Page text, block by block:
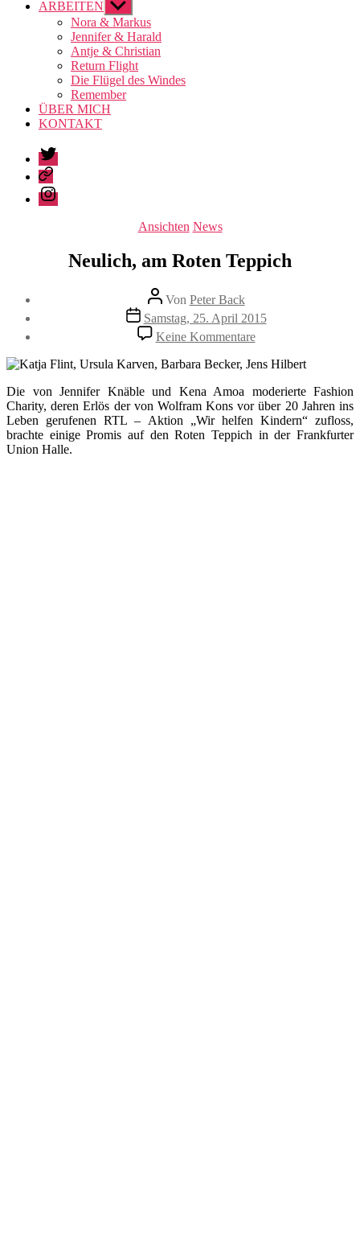
ARBEITEN Untermenü
anzeigen
Nora & Markus
Jennifer & Harald
Antje & Christian
Return Flight
Die Flügel des Windes
Remember
ÜBER MICH
KONTAKT
Twitter
Pinterest
Instagram
Kategorien
Ansichten News
Neulich, am Roten Teppich
Beitragsautor
Von Peter Back
Veröffentlichungsdatum
Samstag, 25. April 2015
Keine Kommentarezu
Neulich,
am
Teppich
Die von Jennifer Knäble und Kena Amoa moderierte Fashion
Charity, deren Erlös der von Wolfram Kons vor über 20 Jahren ins
Leben gerufenen RTL – Aktion „Wir helfen Kindern“ zufloss,
brachte einige Promis auf den Roten Teppich in der Frankfurter
Union Halle.